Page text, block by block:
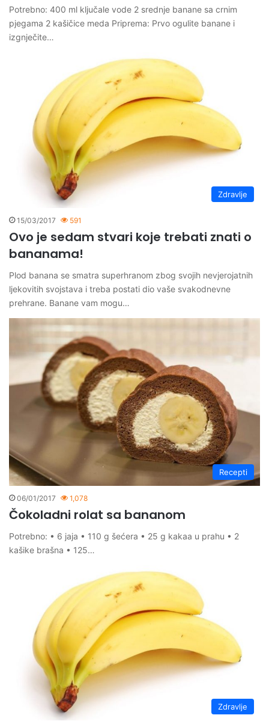
Potrebno: 400 ml ključale vode 2 srednje banane sa crnim
pjegama 2 kašičice meda Priprema: Prvo ogulite banane i
izgnječite…
Zdravlje
15/03/2017 591
Ovo je sedam stvari koje trebati znati o
bananama!
Plod banana se smatra superhranom zbog svojih nevjerojatnih
ljekovitih svojstava i treba postati dio vaše svakodnevne
prehrane. Banane vam mogu…
Recepti
06/01/2017 1,078
Čokoladni rolat sa bananom
Potrebno: • 6 jaja • 110 g šećera • 25 g kakaa u prahu • 2
kašike brašna • 125…
Zdravlje